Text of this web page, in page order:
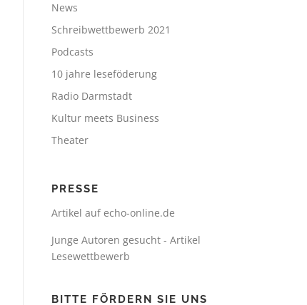
News
Schreibwettbewerb 2021
Podcasts
10 jahre leseföderung
Radio Darmstadt
Kultur meets Business
Theater
PRESSE
Artikel auf echo-online.de
Junge Autoren gesucht - Artikel
Lesewettbewerb
BITTE FÖRDERN SIE UNS